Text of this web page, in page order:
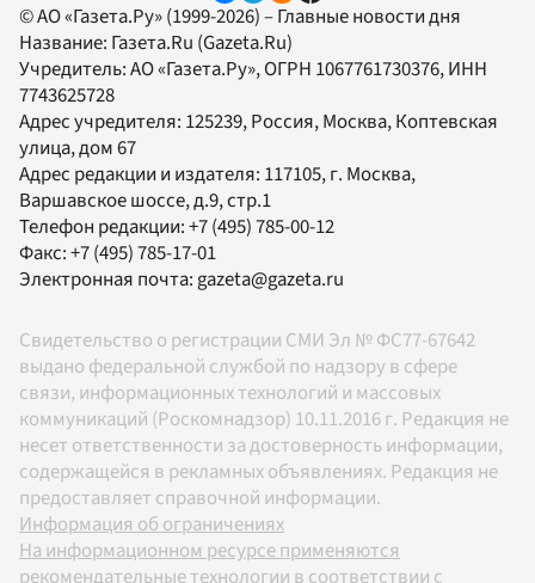
© АО «Газета.Ру» (1999-2026) – Главные новости дня
Название: Газета.Ru (Gazeta.Ru)
Учредитель:АО «Газета.Ру», ОГРН 1067761730376, ИНН
7743625728
Адрес учредителя: 125239, Россия, Москва, Коптевская
улица, дом 67
Адрес редакции и издателя: 117105, г. Москва,
Варшавское шоссе, д.9, стр.1
Телефон редакции:+7 (495) 785-00-12
Факс:+7 (495) 785-17-01
Электронная почта:gazeta@gazeta.ru
Свидетельство о регистрации СМИ Эл № ФС77-67642
выдано федеральной службой по надзору в сфере
связи, информационных технологий и массовых
коммуникаций (Роскомнадзор) 10.11.2016 г. Редакция не
несет ответственности за достоверность информации,
содержащейся в рекламных объявлениях. Редакция не
предоставляет справочной информации.
Информация об ограничениях
На информационном ресурсе применяются
рекомендательные технологии в соответствии с